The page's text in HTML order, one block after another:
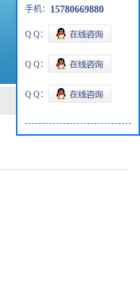
手机： 15780669880
Q Q：
Q Q：
Q Q：